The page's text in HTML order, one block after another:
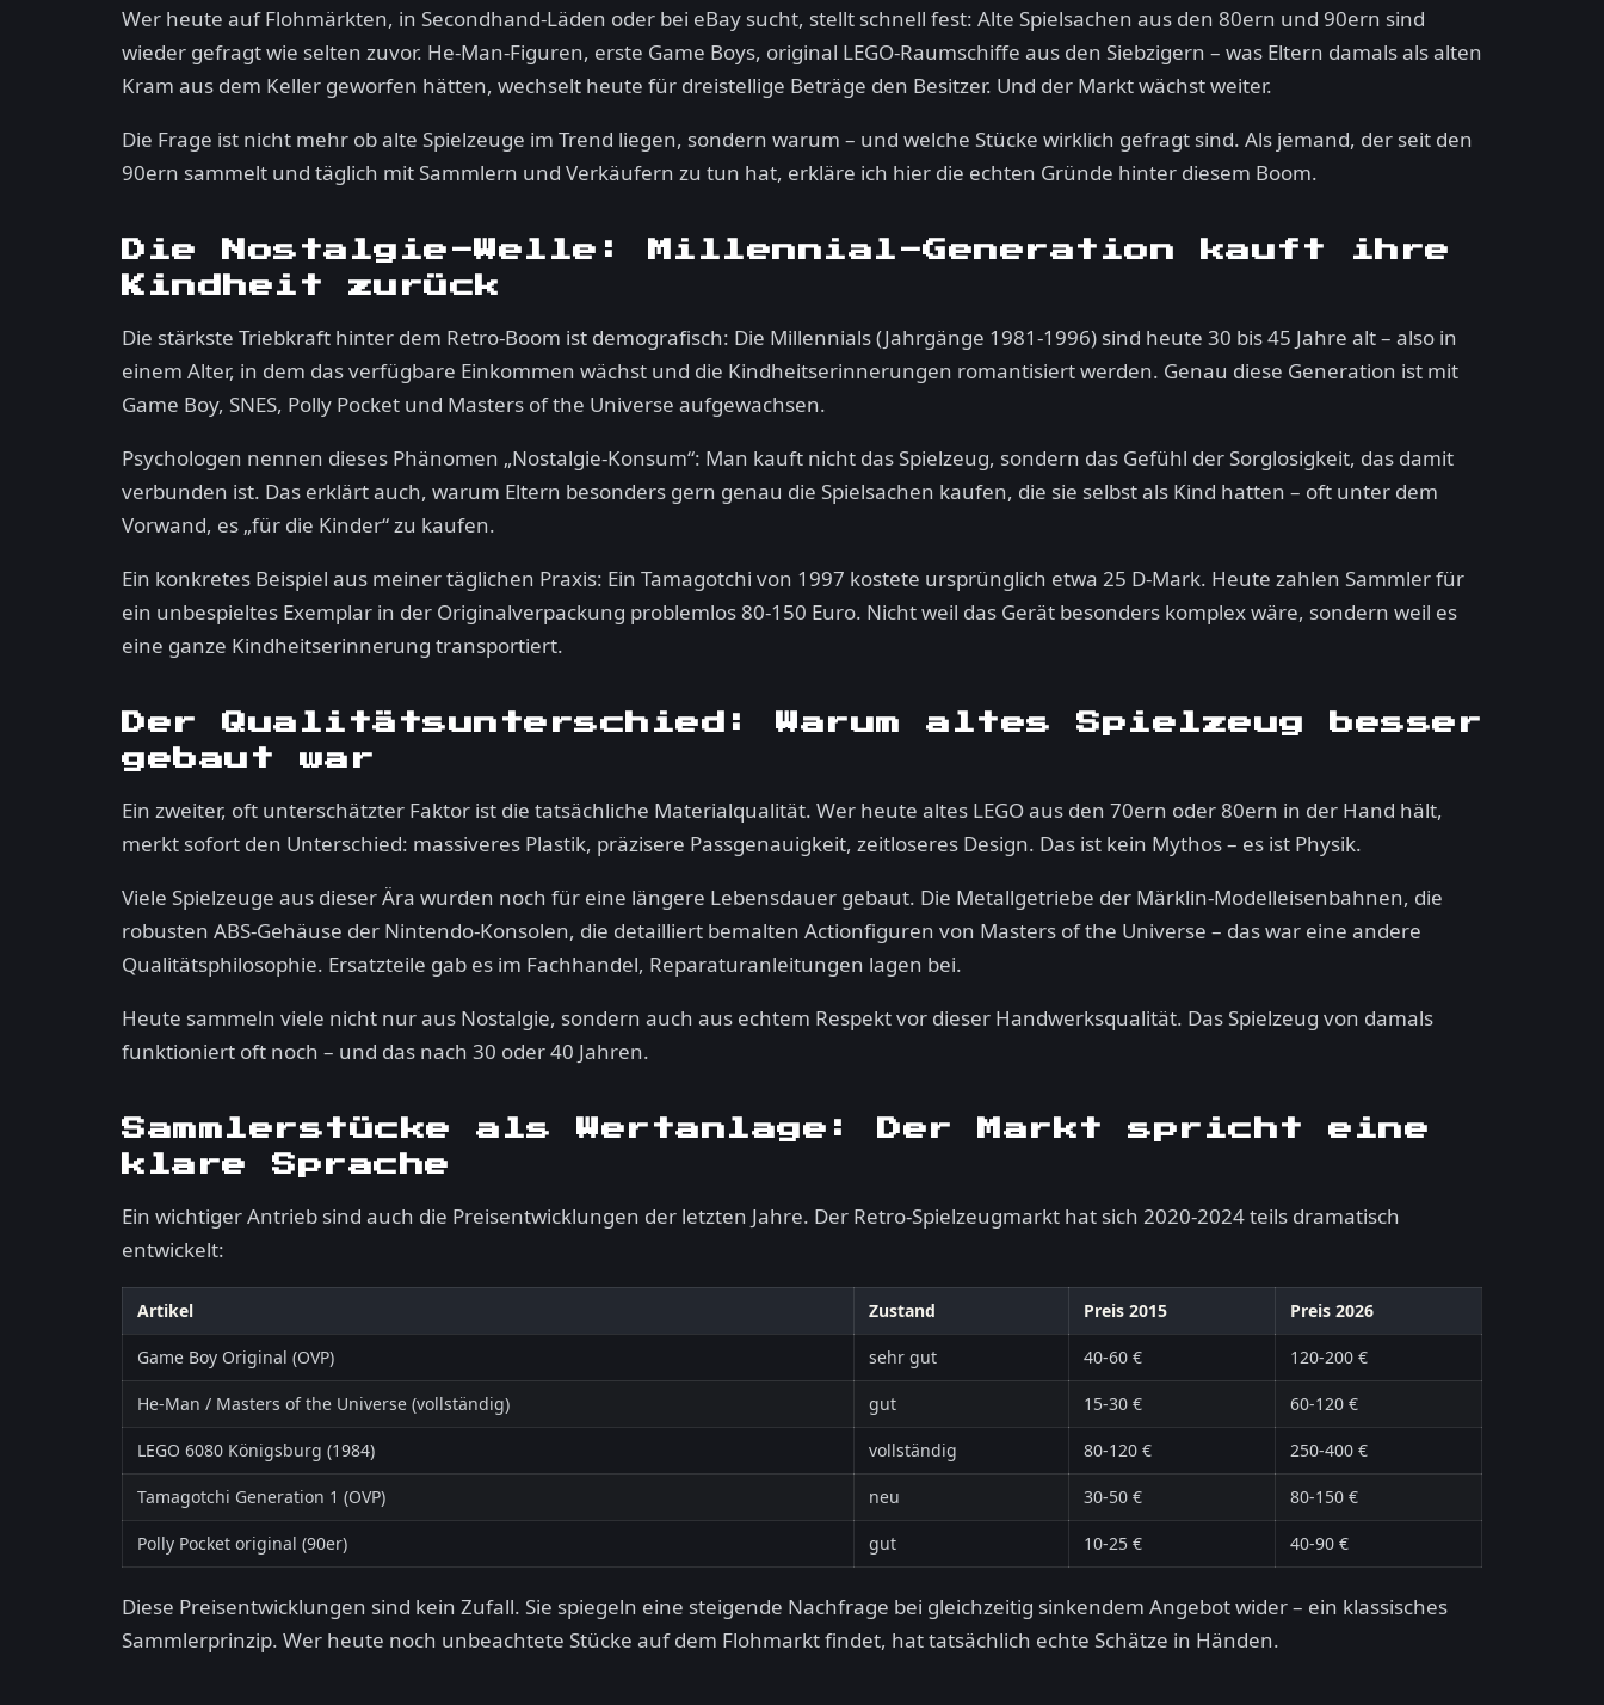
Wer heute auf Flohmärkten, in Secondhand-Läden oder bei eBay sucht, stellt schnell fest: Alte Spielsachen aus den 80ern und 90ern sind
wieder gefragt wie selten zuvor. He-Man-Figuren, erste Game Boys, original LEGO-Raumschiffe aus den Siebzigern – was Eltern damals als alten
Kram aus dem Keller geworfen hätten, wechselt heute für dreistellige Beträge den Besitzer. Und der Markt wächst weiter.
Die Frage ist nicht mehr ob alte Spielzeuge im Trend liegen, sondern warum – und welche Stücke wirklich gefragt sind. Als jemand, der seit den
90ern sammelt und täglich mit Sammlern und Verkäufern zu tun hat, erkläre ich hier die echten Gründe hinter diesem Boom.
Die Nostalgie-Welle: Millennial-Generation kauft ihre
Kindheit zurück
Die stärkste Triebkraft hinter dem Retro-Boom ist demografisch: Die Millennials (Jahrgänge 1981-1996) sind heute 30 bis 45 Jahre alt – also in
einem Alter, in dem das verfügbare Einkommen wächst und die Kindheitserinnerungen romantisiert werden. Genau diese Generation ist mit
Game Boy, SNES, Polly Pocket und Masters of the Universe aufgewachsen.
Psychologen nennen dieses Phänomen „Nostalgie-Konsum“: Man kauft nicht das Spielzeug, sondern das Gefühl der Sorglosigkeit, das damit
verbunden ist. Das erklärt auch, warum Eltern besonders gern genau die Spielsachen kaufen, die sie selbst als Kind hatten – oft unter dem
Vorwand, es „für die Kinder“ zu kaufen.
Ein konkretes Beispiel aus meiner täglichen Praxis: Ein Tamagotchi von 1997 kostete ursprünglich etwa 25 D-Mark. Heute zahlen Sammler für
ein unbespieltes Exemplar in der Originalverpackung problemlos 80-150 Euro. Nicht weil das Gerät besonders komplex wäre, sondern weil es
eine ganze Kindheitserinnerung transportiert.
Der Qualitätsunterschied: Warum altes Spielzeug besser
gebaut war
Ein zweiter, oft unterschätzter Faktor ist die tatsächliche Materialqualität. Wer heute altes LEGO aus den 70ern oder 80ern in der Hand hält,
merkt sofort den Unterschied: massiveres Plastik, präzisere Passgenauigkeit, zeitloseres Design. Das ist kein Mythos – es ist Physik.
Viele Spielzeuge aus dieser Ära wurden noch für eine längere Lebensdauer gebaut. Die Metallgetriebe der Märklin-Modelleisenbahnen, die
robusten ABS-Gehäuse der Nintendo-Konsolen, die detailliert bemalten Actionfiguren von Masters of the Universe – das war eine andere
Qualitätsphilosophie. Ersatzteile gab es im Fachhandel, Reparaturanleitungen lagen bei.
Heute sammeln viele nicht nur aus Nostalgie, sondern auch aus echtem Respekt vor dieser Handwerksqualität. Das Spielzeug von damals
funktioniert oft noch – und das nach 30 oder 40 Jahren.
Sammlerstücke als Wertanlage: Der Markt spricht eine
klare Sprache
Ein wichtiger Antrieb sind auch die Preisentwicklungen der letzten Jahre. Der Retro-Spielzeugmarkt hat sich 2020-2024 teils dramatisch
entwickelt:
Artikel Zustand Preis 2015 Preis 2026
Game Boy Original (OVP) sehr gut 40-60 € 120-200 €
He-Man / Masters of the Universe (vollständig) gut 15-30 € 60-120 €
LEGO 6080 Königsburg (1984) vollständig 80-120 € 250-400 €
Tamagotchi Generation 1 (OVP) neu 30-50 € 80-150 €
Polly Pocket original (90er) gut 10-25 € 40-90 €
Diese Preisentwicklungen sind kein Zufall. Sie spiegeln eine steigende Nachfrage bei gleichzeitig sinkendem Angebot wider – ein klassisches
Sammlerprinzip. Wer heute noch unbeachtete Stücke auf dem Flohmarkt findet, hat tatsächlich echte Schätze in Händen.